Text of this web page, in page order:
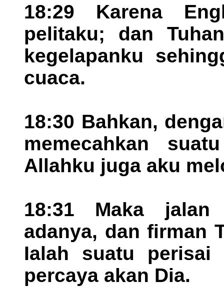
18:29 Karena
pelitaku; dan
kegelapanku
cuaca.
18:30 Bahkan,
memecahkan
Allahku juga aku
18:31 Maka
adanya, dan firman
Ialah suatu
percaya akan Dia.